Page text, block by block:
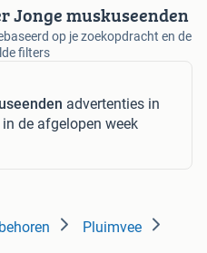
Jonge muskuseenden
op je zoekopdracht en de
filters
advertenties in
de afgelopen week
Pluimvee